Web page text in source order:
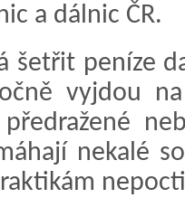
a dálnic ČR.
šetřit peníze
vyjdou
nekalé